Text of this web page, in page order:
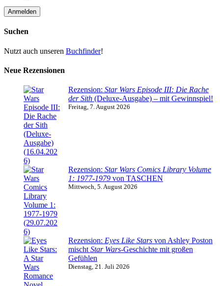
Suchen
Nutzt auch unseren Buchfinder!
Neue Rezensionen
Rezension: Star Wars Episode III: Die Rache
der Sith (Deluxe-Ausgabe) – mit Gewinnspiel!
Freitag, 7. August 2026
Rezension: Star Wars Comics Library Volume
1: 1977-1979 von TASCHEN
Mittwoch, 5. August 2026
Rezension: Eyes Like Stars von Ashley Poston
mischt Star Wars-Geschichte mit großen
Gefühlen
Dienstag, 21. Juli 2026